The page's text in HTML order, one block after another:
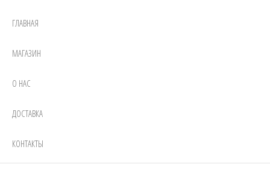
ГЛАВНАЯ
МАГАЗИН
О НАС
ДОСТАВКА
КОНТАКТЫ